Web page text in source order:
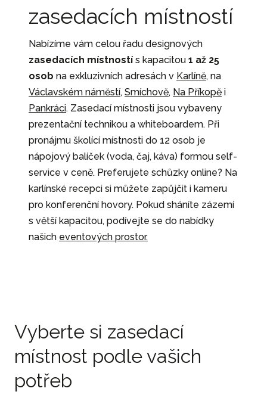
zasedacích místností
Nabízíme vám celou řadu designových
zasedacích místností s kapacitou 1 až 25
osob na exkluzivních adresách v Karlíně, na
Václavském náměstí, Smíchově, Na Příkopě i
Pankráci. Zasedací místnosti jsou vybaveny
prezentační technikou a whiteboardem. Při
pronájmu školící místnosti do 12 osob je
nápojový balíček (voda, čaj, káva) formou self-
service v ceně. Preferujete schůzky online? Na
karlínské recepci si můžete zapůjčit i kameru
pro konferenční hovory. Pokud sháníte zázemí
s větší kapacitou, podívejte se do nabídky
našich eventových prostor.
Vyberte si zasedací
místnost podle vašich
potřeb